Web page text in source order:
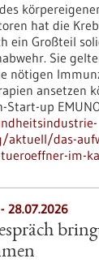
hat die
ein Großteil
Sie
nötigen
ansetzen
Start-up
aktuell/das-
im-
28.07.2026